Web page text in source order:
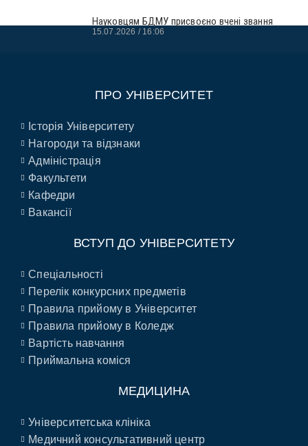
Науковцям БДМУ присвоєно вчені звання
15.07.2026 16:06
ПРО УНІВЕРСИТЕТ
Історія Університету
Нагороди та відзнаки
Адміністрація
Факультети
Кафедри
Вакансії
ВСТУП ДО УНІВЕРСИТЕТУ
Спеціальності
Перелік конкурсних предметів
Правила прийому в Університет
Правила прийому в Коледж
Вартість навчання
Приймальна коміся
МЕДИЦИНА
Університетська клініка
Медичний консультативний центр